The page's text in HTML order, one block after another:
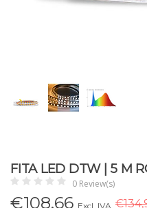
FITA LED DTW | 5 M
0 Review(s)
€108,66 Excl. IVA